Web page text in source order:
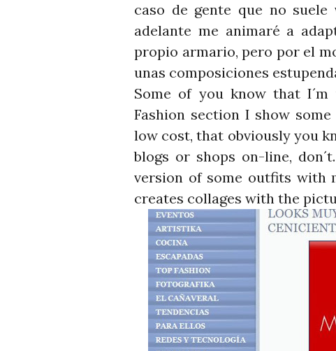
caso de gente que no
adelante me animaré a
propio armario, pero por el
unas composiciones
Some of you know that
Fashion section I show
low cost, that obviously you
blogs or shops on-line,
version of some outfits with
creates collages with the